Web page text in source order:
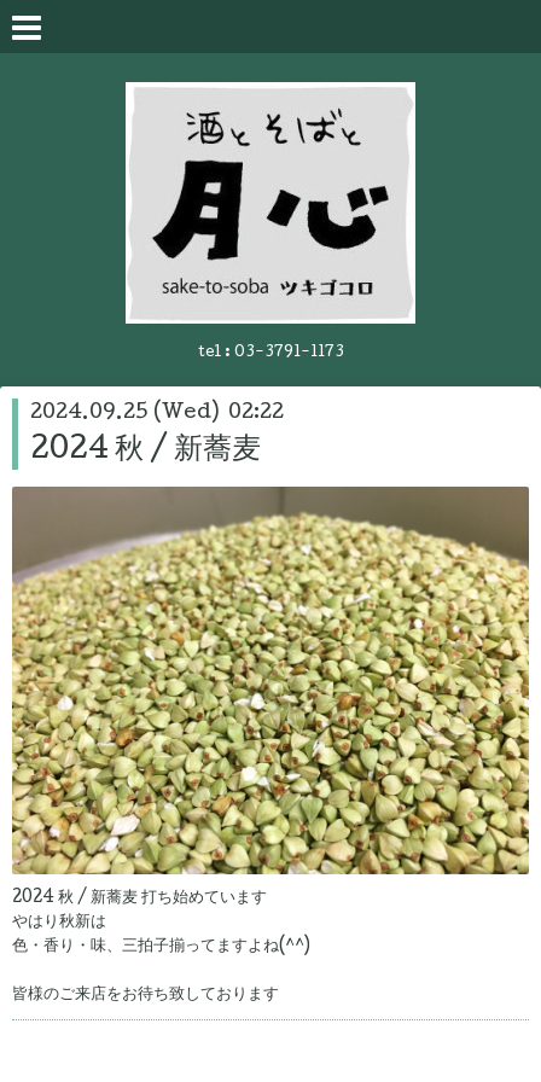
tel : 03-3791-1173
2024.09.25 (Wed) 02:22
2024 秋 / 新蕎麦
2024 秋 / 新蕎麦 打ち始めています
やはり秋新は
色・香り・味、三拍子揃ってますよね(^^)
皆様のご来店をお待ち致しております